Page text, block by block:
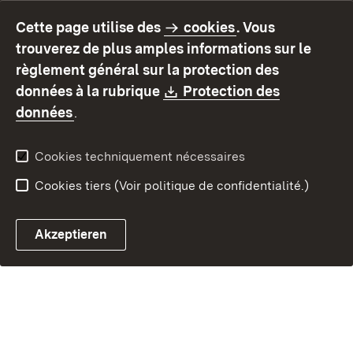
Mode d'emploi
Déclaration sur
l'accessibilité
Contact
Signaler un lien brisé
Cette page utilise des cookies. Vous
trouverez de plus amples informations sur le
règlement général sur la protection des
données à la rubrique
Download:
Protection des
données.
Cookies techniquement nécessaires
Cookies tiers (Voir politique de confidentialité.)
Akzeptieren